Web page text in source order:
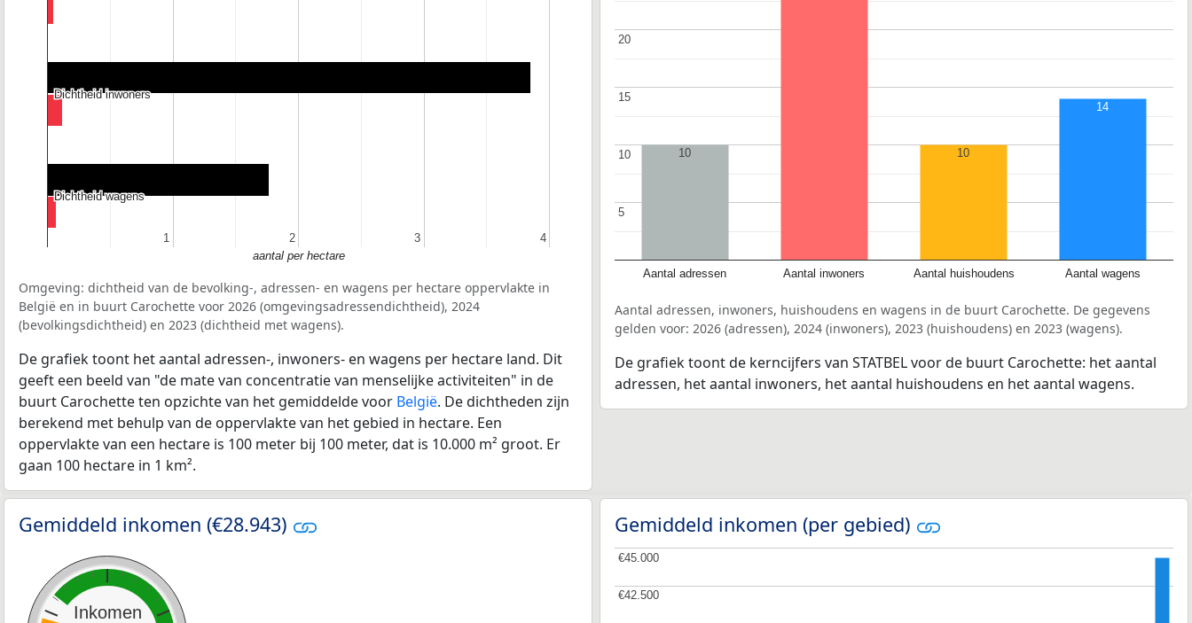
1
1 2
2 3
3 4
4
Dichtheid inwoners
Dichtheid inwoners
Dichtheid wagens
Dichtheid wagens
aantal per hectare
Omgeving: dichtheid van de bevolking-, adressen- en wagens per hectare oppervlakte in
België en in buurt Carochette voor 2026 (omgevingsadressendichtheid), 2024
(bevolkingsdichtheid) en 2023 (dichtheid met wagens).
De grafiek toont het aantal adressen-, inwoners- en wagens per hectare land. Dit
geeft een beeld van "de mate van concentratie van menselijke activiteiten" in de
buurt Carochette ten opzichte van het gemiddelde voor België. De dichtheden zijn
berekend met behulp van de oppervlakte van het gebied in hectare. Een
oppervlakte van een hectare is 100 meter bij 100 meter, dat is 10.000 m² groot. Er
gaan 100 hectare in 1 km².
Aantal adressen Aantal inwoners Aantal huishoudens Aantal wagens
5
5
10
10
15
15
20
20
10 10
14
Aantal adressen, inwoners, huishoudens en wagens in de buurt Carochette. De gegevens
gelden voor: 2026 (adressen), 2024 (inwoners), 2023 (huishoudens) en 2023 (wagens).
De grafiek toont de kerncijfers van STATBEL voor de buurt Carochette: het aantal
adressen, het aantal inwoners, het aantal huishoudens en het aantal wagens.
Gemiddeld inkomen (€28.943)
Inkomen
Gemiddeld inkomen (per gebied)
€42.500
€42.500
€45.000
€45.000